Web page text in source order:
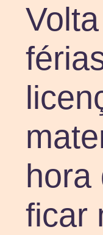
hora
ficar